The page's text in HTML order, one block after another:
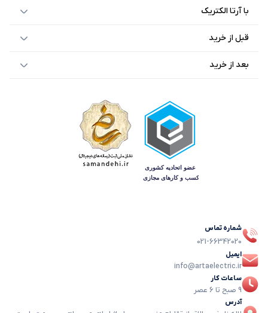
با آرتا الکتریک
قبل از خرید
بعد از خرید
شماره تماس
021-66342020
ایمیل
info@artaelectric.ir
ساعات کار
9 صبح تا 6 عصر
آدرس